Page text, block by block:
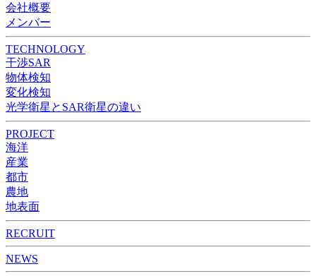
会社概要
メンバー
TECHNOLOGY
干渉SAR
物体検知​​
変化検知​
光学衛星とSAR衛星の違い
PROJECT
海洋
産業
都市​
農地
地表面
RECRUIT
NEWS